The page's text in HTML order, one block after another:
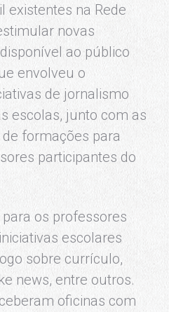
existentes na Rede
novas
ao público
envolveu o
de jornalismo
escolas, junto com as
de formações para
participantes do
os professores
escolares
sobre currículo,
news, entre outros.
oficinas com